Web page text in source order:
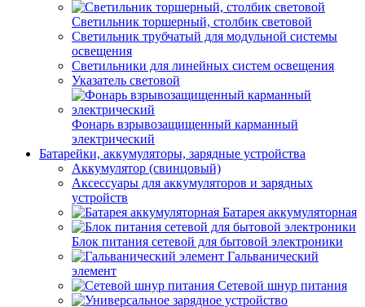
Светильник торшерный, столбик световой
Светильник трубчатый для модульной системы
освещения
Светильники для линейных систем освещения
Указатель световой
Фонарь взрывозащищенный карманный
электрический
Батарейки, аккумуляторы, зарядные устройства
Аккумулятор (свинцовый)
Аксессуары для аккумуляторов и зарядных
устройств
Батарея аккумуляторная
Блок питания сетевой для бытовой электроники
Гальванический
элемент
Сетевой шнур питания